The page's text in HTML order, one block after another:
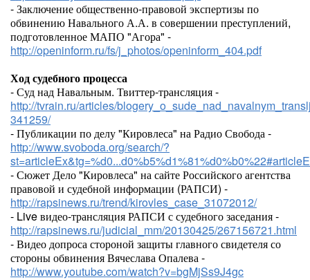
- Заключение общественно-правовой экспертизы по
обвинению Навального А.А. в совершении преступлений,
подготовленное МАПО "Агора" -
http://openinform.ru/fs/j_photos/openinform_404.pdf
Ход судебного процесса
- Суд над Навальным. Твиттер-трансляция -
http://tvrain.ru/articles/
341259/
- Публикации по делу "Кировлеса" на Радио Свобода -
http://www.svoboda.org/search/?
- Сюжет Дело "Кировлеса" на сайте Российского агентства
правовой и судебной информации (РАПСИ) -
http://rapsinews.ru/trend/kirovles_case_31072012/
- Live видео-трансляция РАПСИ с судебного заседания -
http://rapsinews.ru/judicial_mm/20130425/267156721.html
- Видео допроса стороной защиты главного свидетеля со
стороны обвинения Вячеслава Опалева -
http://www.youtube.com/watch?v=bgMjSs9J4gc